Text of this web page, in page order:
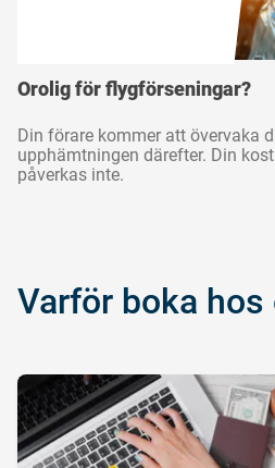
Varför boka hos